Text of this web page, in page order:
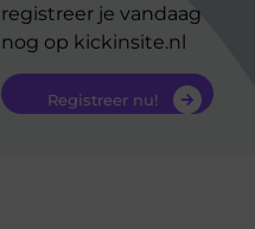
registreer je vandaag
nog op kickinsite.nl
Registreer nu!